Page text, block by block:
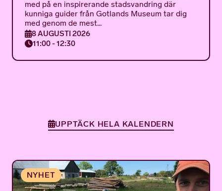
med på en inspirerande stadsvandring där
kunniga guider från Gotlands Museum tar dig
med genom de mest...
8 AUGUSTI 2026
11:00 - 12:30
UPPTÄCK HELA KALENDERN